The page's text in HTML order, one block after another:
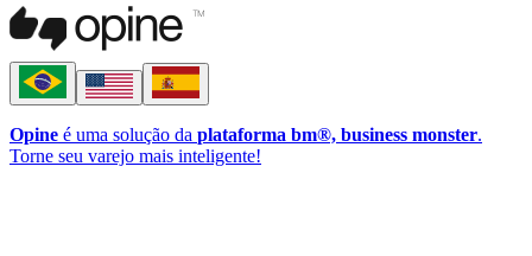
Opine é uma solução da plataforma bm®, business monster.
Torne seu varejo mais inteligente!